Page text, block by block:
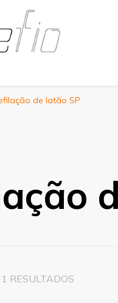
de latão SP
RESULTADOS